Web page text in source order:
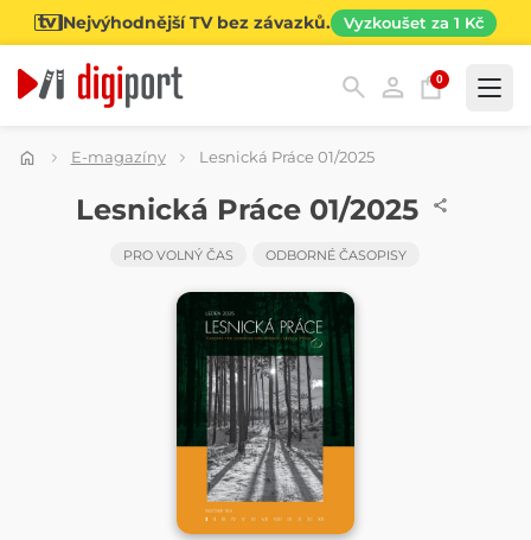
Nejvýhodnější TV bez závazků. Vyzkoušet za 1 Kč
0
Kategorie
E-magazíny Lesnická Práce 01/2025
ČASOPISLesnická Práce 01/2025
PRO VOLNÝ ČAS ODBORNÉ ČASOPISY